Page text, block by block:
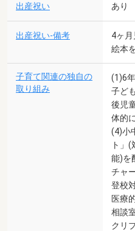
出産祝い あり
出産祝い-備考
4ヶ
絵本
子育て関連の独自の
取り組み
(1)6
子ど
後児
体的
(4)小
ト」
能)を
チャ
登校
医療
相談
クリ